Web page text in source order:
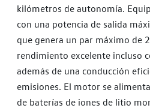
kilómetros de autonomía.
con una potencia de salida
que genera un par máximo de
rendimiento excelente incluso
además de una conducción
emisiones. El motor se
de baterías de iones de litio